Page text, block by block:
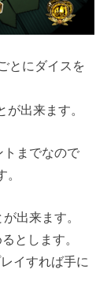
とにダイスを
出来ます。
トまでなので
出来ます。
とします。
イすれば手に